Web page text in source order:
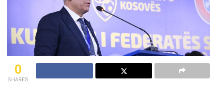
0
SHARES